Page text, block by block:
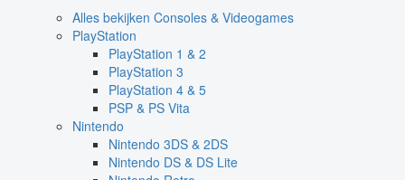
Alles bekijken Consoles & Videogames
PlayStation
PlayStation 1 & 2
PlayStation 3
PlayStation 4 & 5
PSP & PS Vita
Nintendo
Nintendo 3DS & 2DS
Nintendo DS & DS Lite